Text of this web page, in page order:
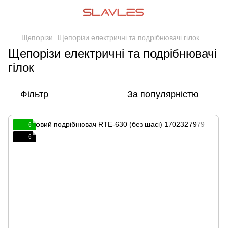
Щепорізи Щепорізи електричні та подрібнювачі гілок
Щепорізи електричні та подрібнювачі
гілок
Фільтр За популярністю
6
6